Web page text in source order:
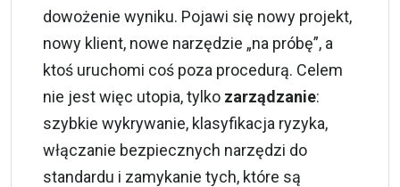
dowożenie wyniku. Pojawi się nowy projekt,
nowy klient, nowe narzędzie „na próbę”, a
ktoś uruchomi coś poza procedurą. Celem
nie jest więc utopia, tylko zarządzanie:
szybkie wykrywanie, klasyfikacja ryzyka,
włączanie bezpiecznych narzędzi do
standardu i zamykanie tych, które są